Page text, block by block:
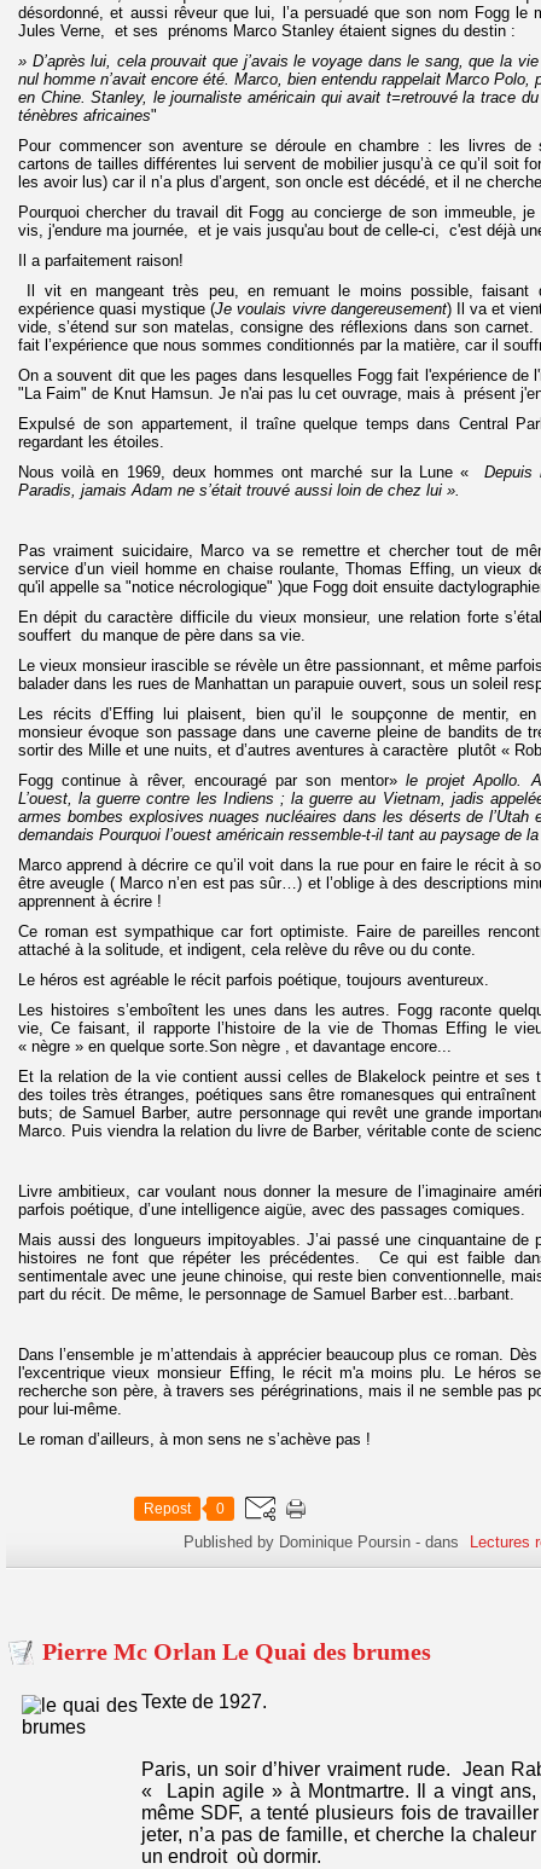
désordonné, et aussi rêveur que lui, l’a persuadé que son nom Fogg le
Jules Verne, et ses prénoms Marco Stanley étaient signes du destin :
» D’après lui, cela prouvait que j’avais le voyage dans le sang, que la
nul homme n’avait encore été. Marco, bien entendu rappelait Marco Polo,
en Chine. Stanley, le journaliste américain qui avait t=retrouvé la trace
ténèbres africaines"
Pour commencer son aventure se déroule en chambre : les livres de
cartons de tailles différentes lui servent de mobilier jusqu’à ce qu’il soit
les avoir lus) car il n’a plus d’argent, son oncle est décédé, et il ne
Pourquoi chercher du travail dit Fogg au concierge de son immeuble,
vis, j'endure ma journée, et je vais jusqu'au bout de celle-ci, c'est déjà
Il a parfaitement raison!
Il vit en mangeant très peu, en remuant le moins possible, faisant
expérience quasi mystique (Je voulais vivre dangereusement) Il va et
vide, s’étend sur son matelas, consigne des réflexions dans son
fait l’expérience que nous sommes conditionnés par la matière, car il
On a souvent dit que les pages dans lesquelles Fogg fait l'expérience de
"La Faim" de Knut Hamsun. Je n'ai pas lu cet ouvrage, mais à présent
Expulsé de son appartement, il traîne quelque temps dans Central
regardant les étoiles.
Nous voilà en 1969, deux hommes ont marché sur la Lune « Depuis
Paradis, jamais Adam ne s’était trouvé aussi loin de chez lui ».
Pas vraiment suicidaire, Marco va se remettre et chercher tout de
service d’un vieil homme en chaise roulante, Thomas Effing, un vieux
qu'il appelle sa "notice nécrologique" )que Fogg doit ensuite
En dépit du caractère difficile du vieux monsieur, une relation forte
souffert du manque de père dans sa vie.
Le vieux monsieur irascible se révèle un être passionnant, et même
balader dans les rues de Manhattan un parapuie ouvert, sous un soleil
Les récits d’Effing lui plaisent, bien qu’il le soupçonne de mentir,
monsieur évoque son passage dans une caverne pleine de bandits de
sortir des Mille et une nuits, et d’autres aventures à caractère plutôt «
Fogg continue à rêver, encouragé par son mentor» le projet Apollo.
L’ouest, la guerre contre les Indiens ; la guerre au Vietnam, jadis
armes bombes explosives nuages nucléaires dans les déserts de
demandais Pourquoi l’ouest américain ressemble-t-il tant au paysage de
Marco apprend à décrire ce qu’il voit dans la rue pour en faire le récit à
être aveugle ( Marco n’en est pas sûr…) et l’oblige à des descriptions
apprennent à écrire !
Ce roman est sympathique car fort optimiste. Faire de pareilles
attaché à la solitude, et indigent, cela relève du rêve ou du conte.
Le héros est agréable le récit parfois poétique, toujours aventureux.
Les histoires s’emboîtent les unes dans les autres. Fogg raconte
vie, Ce faisant, il rapporte l’histoire de la vie de Thomas Effing le
« nègre » en quelque sorte.Son nègre , et davantage encore...
Et la relation de la vie contient aussi celles de Blakelock peintre et
des toiles très étranges, poétiques sans être romanesques qui
buts; de Samuel Barber, autre personnage qui revêt une grande
Marco. Puis viendra la relation du livre de Barber, véritable conte de
Livre ambitieux, car voulant nous donner la mesure de l’imaginaire
parfois poétique, d’une intelligence aigüe, avec des passages comiques.
Mais aussi des longueurs impitoyables. J’ai passé une cinquantaine de
histoires ne font que répéter les précédentes. Ce qui est faible
sentimentale avec une jeune chinoise, qui reste bien conventionnelle,
part du récit. De même, le personnage de Samuel Barber est...barbant.
Dans l’ensemble je m’attendais à apprécier beaucoup plus ce roman.
l'excentrique vieux monsieur Effing, le récit m'a moins plu. Le héros
recherche son père, à travers ses pérégrinations, mais il ne semble pas
pour lui-même.
Le roman d’ailleurs, à mon sens ne s’achève pas !
Repost 0
Published by Dominique Poursin -dans Lectures
Pierre Mc Orlan Le Quai des brumes
Texte de 1927.
Paris, un soir d’hiver vraiment rude. Jean
« Lapin agile » à Montmartre. Il a vingt
même SDF, a tenté plusieurs fois de
jeter, n’a pas de famille, et cherche la
un endroit où dormir.